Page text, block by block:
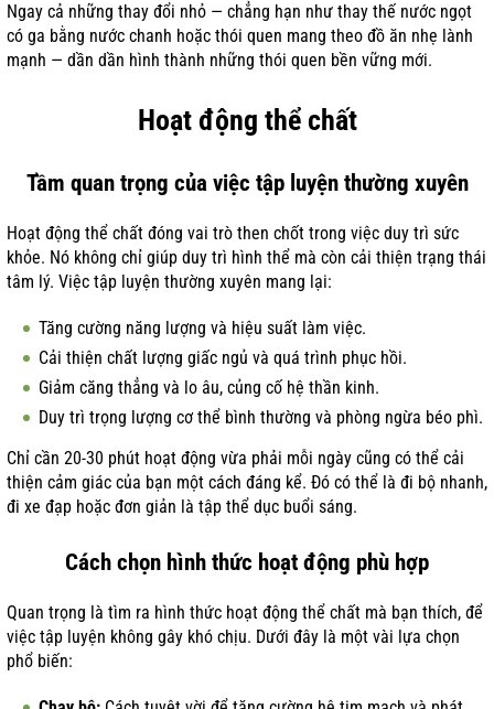
Ngay cả những thay đổi nhỏ — chẳng hạn như thay thế nước ngọt
có ga bằng nước chanh hoặc thói quen mang theo đồ ăn nhẹ lành
mạnh — dần dần hình thành những thói quen bền vững mới.
Hoạt động thể chất
Tầm quan trọng của việc tập luyện thường xuyên
Hoạt động thể chất đóng vai trò then chốt trong việc duy trì sức
khỏe. Nó không chỉ giúp duy trì hình thể mà còn cải thiện trạng thái
tâm lý. Việc tập luyện thường xuyên mang lại:
Tăng cường năng lượng và hiệu suất làm việc.
Cải thiện chất lượng giấc ngủ và quá trình phục hồi.
Giảm căng thẳng và lo âu, củng cố hệ thần kinh.
Duy trì trọng lượng cơ thể bình thường và phòng ngừa béo phì.
Chỉ cần 20-30 phút hoạt động vừa phải mỗi ngày cũng có thể cải
thiện cảm giác của bạn một cách đáng kể. Đó có thể là đi bộ nhanh,
đi xe đạp hoặc đơn giản là tập thể dục buổi sáng.
Cách chọn hình thức hoạt động phù hợp
Quan trọng là tìm ra hình thức hoạt động thể chất mà bạn thích, để
việc tập luyện không gây khó chịu. Dưới đây là một vài lựa chọn
phổ biến: